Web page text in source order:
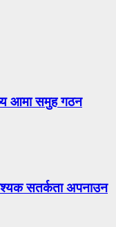
आमा समुह गठन
सतर्कता अपनाउन